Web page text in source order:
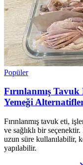
Popüler
Fırınlanmış
Yemeği
Fırınlanmış tavuk eti,
ve sağlıklı bir
uzun süre kullanılabilir,
yapılabilir.